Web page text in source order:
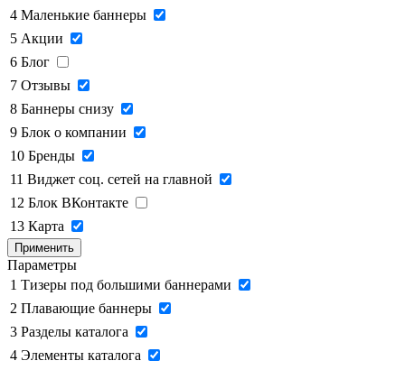
4 Маленькие баннеры
5 Акции
6 Блог
7 Отзывы
8 Баннеры снизу
9 Блок о компании
10 Бренды
11 Виджет соц. сетей на главной
12 Блок ВКонтакте
13 Карта
Применить
Параметры
1 Тизеры под большими баннерами
2 Плавающие баннеры
3 Разделы каталога
4 Элементы каталога